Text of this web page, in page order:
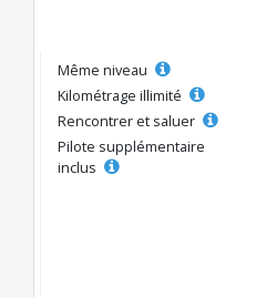
Même niveau
Kilométrage illimité
Rencontrer et saluer
Pilote supplémentaire
inclus